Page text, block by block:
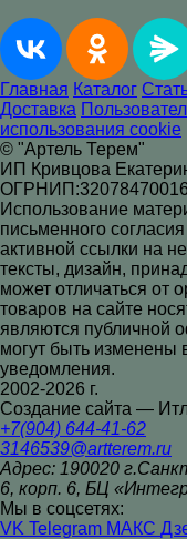
Главная Каталог
Доставка
использования cookie
© "Артель Терем"
ИП Кривцова
Использование
письменного
активной ссылки на
тексты, дизайн,
может отличаться от
товаров на сайте
являются публичной
могут быть изменены
уведомления.
2002-2026 г.
Создание сайта —
+7(904) 644-41-62
3146539@artterem.ru
Адрес: 190020
6, корп. 6, БЦ
Мы в соцсетях:
VK Telegram МАКС